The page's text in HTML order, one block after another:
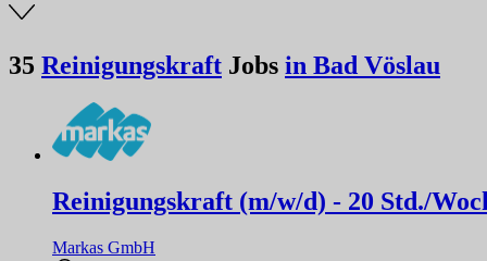
35 Reinigungskraft Jobs in Bad Vöslau
Reinigungskraft (m/w/d) - 20 Std./
Markas GmbH